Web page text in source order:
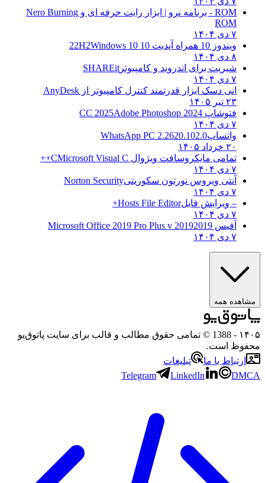
ROM - برنامه نرو | ابزار رایت حرفه ای و
Nero Burning
ویندوز 10 همراه آپدیت 10 22H2
Windows 10
شیریت برای اندروید و کامپیوترSHAREit
انی دسک ابزار قدرتمند کنترل کامپیوتر ازAnyDesk
فتوشاپ CC 2025Adobe Photoshop 2024
واتساپ WhatsApp PC 2.2620.102.0
تمامی مایکروسافت ویژوال CMicrosoft Visual C++
آنتی ویروس نورتون سکوریتیNorton Security
– ویرایش فایل Hosts File Editor+
آفیس 2019
2019 Microsoft Office 2019 Pro Plus v
همه
- 1388 © تمامی حقوق مطالب و قالب برای سایت پاتوق‌یو
است.
با ما
تبلیغات
Telegram
LinkedIn